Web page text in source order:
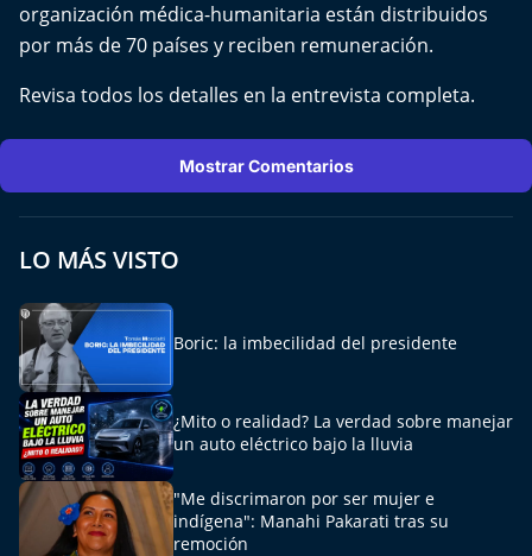
organización médica-humanitaria están distribuidos
por más de 70 países y reciben remuneración.
Revisa todos los detalles en la entrevista completa.
Mostrar Comentarios
LO MÁS VISTO
Boric: la imbecilidad del presidente
¿Mito o realidad? La verdad sobre manejar
un auto eléctrico bajo la lluvia
"Me discrimaron por ser mujer e
indígena": Manahi Pakarati tras su
remoción